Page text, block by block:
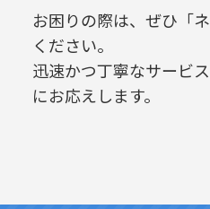
お困りの際は、ぜひ「
ください。
迅速かつ丁寧なサービ
にお応えします。